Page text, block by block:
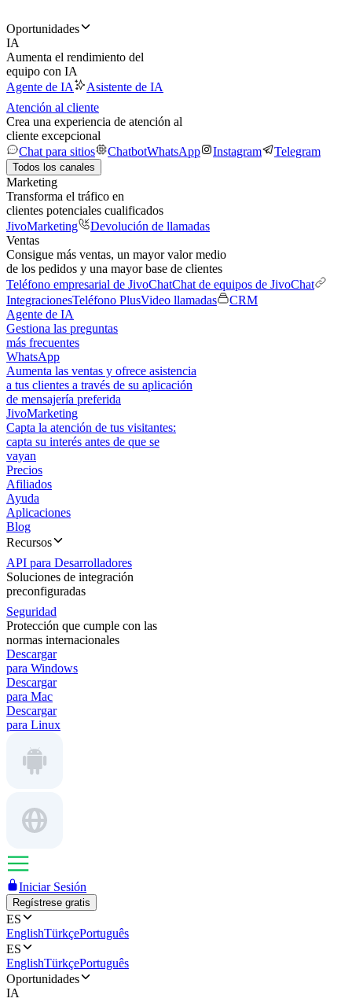
Oportunidades
IA
Aumenta el rendimiento del
equipo con IA
Agente de IA
Asistente de IA
Atención al cliente
Crea una experiencia de atención al
cliente excepcional
Chat para sitios
ChatbotWhatsApp Instagram Telegram
Todos los canales
Marketing
Transforma el tráfico en
clientes potenciales cualificados
JivoMarketing
Devolución de llamadas
Ventas
Consigue más ventas, un mayor valor medio
de los pedidos y una mayor base de clientes
Teléfono empresarial de JivoChatChat de equipos de JivoChat
IntegracionesTeléfono PlusVideo llamadas
CRM
Agente de IA
Gestiona las preguntas
más frecuentes
WhatsApp
Aumenta las ventas y ofrece asistencia
a tus clientes a través de su aplicación
de mensajería preferida
JivoMarketing
Capta la atención de tus visitantes:
capta su interés antes de que se
vayan
Precios
Afiliados
Ayuda
Aplicaciones
Blog
Recursos
API para Desarrolladores
Soluciones de integración
preconfiguradas
Seguridad
Protección que cumple con las
normas internacionales
Descargar
para Windows
Descargar
para Mac
Descargar
para Linux
Iniciar Sesión
Regístrese gratis
ES
EnglishTürkçePortuguês
ES
EnglishTürkçePortuguês
Oportunidades
IA